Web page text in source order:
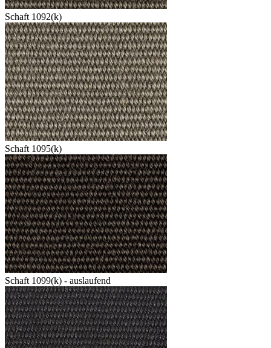
Schaft 1092(k)
Schaft 1095(k)
Schaft 1099(k) - auslaufend